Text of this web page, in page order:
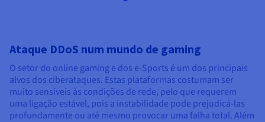
Ataque DDoS num mundo de gaming
O setor do online gaming e dos e-Sports é um dos principais
alvos dos ciberataques. Estas plataformas costumam ser
muito sensíveis às condições de rede, pelo que requerem
uma ligação estável, pois a instabilidade pode prejudicá-las
profundamente ou até mesmo provocar uma falha total. Além